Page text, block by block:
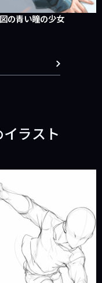
の青い瞳の少女
ラスト